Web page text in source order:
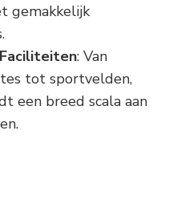
gemakkelijk
: Van
tot sportvelden,
een breed scala aan